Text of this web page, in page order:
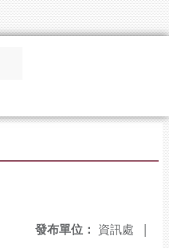
發布單位： 資訊處 |